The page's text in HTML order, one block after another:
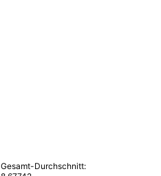
Gesamt-Durchschnitt: